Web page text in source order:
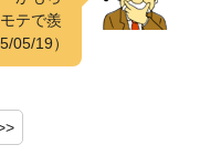
テで羨
05/19）